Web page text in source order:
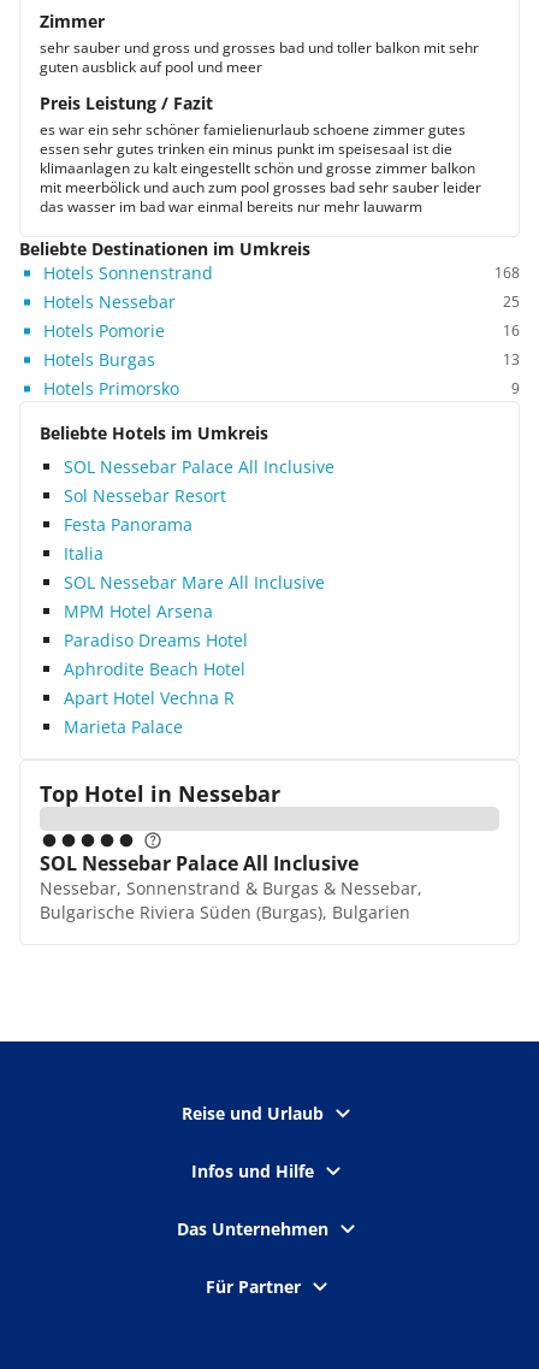
Zimmer
sehr sauber und gross und grosses bad und toller balkon mit sehr
guten ausblick auf pool und meer
Preis Leistung / Fazit
es war ein sehr schöner famielienurlaub schoene zimmer gutes
essen sehr gutes trinken ein minus punkt im speisesaal ist die
klimaanlagen zu kalt eingestellt schön und grosse zimmer balkon
mit meerbölick und auch zum pool grosses bad sehr sauber leider
das wasser im bad war einmal bereits nur mehr lauwarm
Beliebte Destinationen im Umkreis
Hotels Sonnenstrand
168
Hotels Nessebar 25
Hotels Pomorie 16
Hotels Burgas 13
Hotels Primorsko 9
Beliebte Hotels im Umkreis
SOL Nessebar Palace All Inclusive
Sol Nessebar Resort
Festa Panorama
Italia
SOL Nessebar Mare All Inclusive
MPM Hotel Arsena
Paradiso Dreams Hotel
Aphrodite Beach Hotel
Apart Hotel Vechna R
Marieta Palace
Top Hotel in Nessebar
SOL Nessebar Palace All Inclusive
Nessebar, Sonnenstrand & Burgas & Nessebar,
Bulgarische Riviera Süden (Burgas), Bulgarien
Reise und Urlaub
Infos und Hilfe
Das Unternehmen
Für Partner